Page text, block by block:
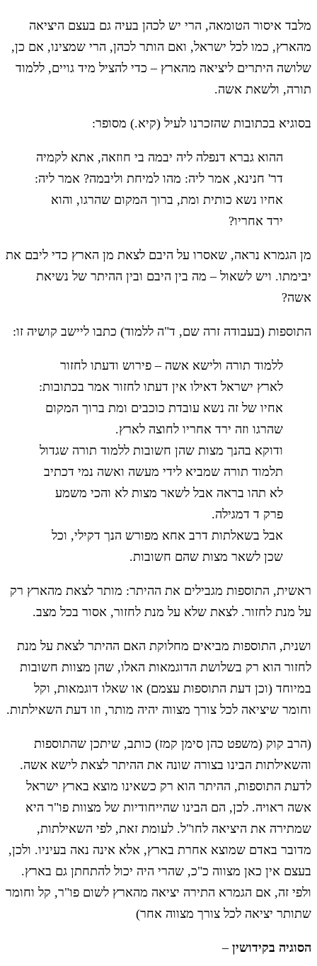
מלבד איסור הטומאה, הרי יש לכהן בעיה גם בעצם היציאה
מהארץ, כמו לכל ישראל, ואם הותר לכהן, הרי שמצינו, אם כן,
שלושה היתרים ליציאה מהארץ – כדי להציל מיד גויים, ללמוד
תורה, ולשאת אשה.
בסוגיא בכתובות שהזכרנו לעיל (קיא.) מסופר:
ההוא גברא דנפלה ליה יבמה בי חוזאה, אתא לקמיה
דר' חנינא, אמר ליה: מהו למיחת וליבמה? אמר ליה:
אחיו נשא כותית ומת, ברוך המקום שהרגו, והוא
ירד אחריו?
מן הגמרא נראה, שאסרו על היבם לצאת מן הארץ כדי ליבם את
יבימתו. ויש לשאול – מה בין היבם ובין ההיתר של נשיאת
אשה?
התוספות (בעבודה זרה שם, ד"ה ללמוד) כתבו ליישב קושיה זו:
ללמוד תורה ולישא אשה – פירוש ודעתו לחזור
לארץ ישראל דאילו אין דעתו לחזור אמר בכתובות:
אחיו של זה נשא עובדת כוכבים ומת ברוך המקום
שהרגו וזה ירד אחריו לחוצה לארץ.
ודוקא בהנך מצות שהן חשובות ללמוד תורה שגדול
תלמוד תורה שמביא לידי מעשה ואשה נמי דכתיב
לא תהו בראה אבל לשאר מצות לא והכי משמע
פרק ד דמגילה.
אבל בשאלתות דרב אחא מפורש הנך דקילי, וכל
שכן לשאר מצות שהם חשובות.
ראשית, התוספות מגבילים את ההיתר: מותר לצאת מהארץ רק
על מנת לחזור. לצאת שלא על מנת לחזור, אסור בכל מצב.
ושנית, התוספות מביאים מחלוקת האם ההיתר לצאת על מנת
לחזור הוא רק בשלושת הדוגמאות האלו, שהן מצוות חשובות
במיוחד (וכן דעת התוספות עצמם) או שאלו דוגמאות, וקל
וחומר שיציאה לכל צורך מצווה יהיה מותר, וזו דעת השאילתות.
(הרב קוק (משפט כהן סימן קמז) כותב, שיתכן שהתוספות
והשאילתות הבינו בצורה שונה את ההיתר לצאת לישא אשה.
לדעת התוספות, ההיתר הוא רק כשאינו מוצא בארץ ישראל
אשה ראויה. לכן, הם הבינו שהייחודיות של מצוות פו"ר היא
שמתירה את היציאה לחו"ל. לעומת זאת, לפי השאילתות,
מדובר באדם שמוצא אחרת בארץ, אלא אינה נאה בעיניו. ולכן,
בעצם אין כאן מצווה כ"כ, שהרי היה יכול להתחתן גם בארץ.
ולפי זה, אם הגמרא התירה יציאה מהארץ לשום פו"ר, קל וחומר
שתותר יציאה לכל צורך מצווה אחר)
הסוגיה בקידושין –